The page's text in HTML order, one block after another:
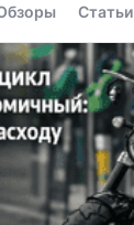
Статьи